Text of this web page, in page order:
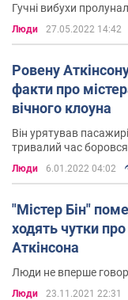
Гучні вибухи
Люди 27.05.2022 14:42
Ровену
факти про
вічного клоуна
Він урятував
тривалий час боровся
Люди 6.01.2022 04:02
"Містер Бін"
ходять чутки
Аткінсона
Люди не вперше
Люди 23.11.2021 22:31